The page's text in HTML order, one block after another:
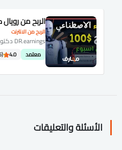
الربح من الانترنت
الربح من
DR.earnings دكتور الربح
معتمد 4.0
(15)
الأسئلة والتعليقات